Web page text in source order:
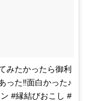
みたかったら御利
った‼︎面白かった♪
#縁結びおこし #